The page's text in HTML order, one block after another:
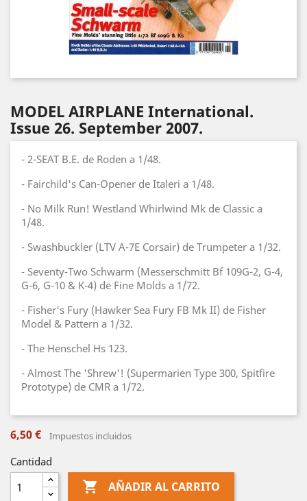
MODEL AIRPLANE International.
Issue 26. September 2007.
- 2-SEAT B.E. de Roden a 1/48.
- Fairchild's Can-Opener de Italeri a 1/48.
- No Milk Run! Westland Whirlwind Mk de Classic a
1/48.
- Swashbuckler (LTV A-7E Corsair) de Trumpeter a 1/32.
- Seventy-Two Schwarm (Messerschmitt Bf 109G-2, G-4,
G-6, G-10 & K-4) de Fine Molds a 1/72.
- Fisher's Fury (Hawker Sea Fury FB Mk II) de Fisher
Model & Pattern a 1/32.
- The Henschel Hs 123.
- Almost The 'Shrew'! (Supermarien Type 300, Spitfire
Prototype) de CMR a 1/72.
6,50 € Impuestos incluidos
Cantidad
 AÑADIR AL CARRITO